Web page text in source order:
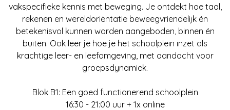
vakspecifieke kennis met beweging. Je ontdekt hoe taal,
rekenen en wereldoriëntatie beweegvriendelijk én
betekenisvol kunnen worden aangeboden, binnen én
buiten. Ook leer je hoe je het schoolplein inzet als
krachtige leer- en leefomgeving, met aandacht voor
groepsdynamiek.
Blok B1: Een goed functionerend schoolplein
16:30 - 21:00 uur + 1x online